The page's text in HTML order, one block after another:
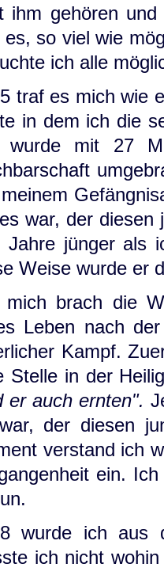
ihm gehören
es, so viel wie
ich alle
traf es mich wie
in dem ich die
wurde mit 27
war, der diesen
Jahre jünger als
Weise wurde er
mich brach die
Leben nach
Kampf.
Stelle in der
er auch ernten".
der diesen
verstand ich
ein.
wurde ich aus
ich nicht